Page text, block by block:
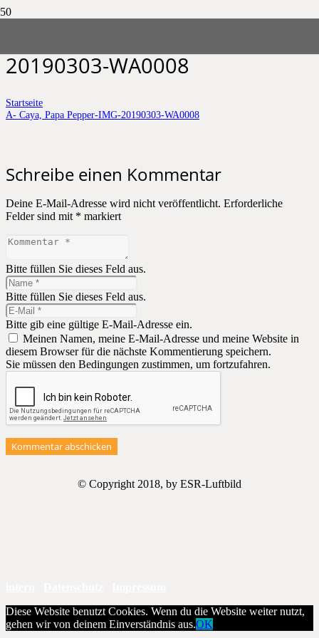
20190303-WA0008
Startseite
A- Caya, Papa Pepper-IMG-20190303-WA0008
Schreibe einen Kommentar
Deine E-Mail-Adresse wird nicht veröffentlicht. Erforderliche
Felder sind mit * markiert
Bitte füllen Sie dieses Feld aus.
Bitte füllen Sie dieses Feld aus.
Bitte gib eine gültige E-Mail-Adresse ein.
Meinen Namen, meine E-Mail-Adresse und meine Website in
diesem Browser für die nächste Kommentierung speichern.
Sie müssen den Bedingungen zustimmen, um fortzufahren.
Kommentar abschicken
© Copyright 2018, by ESR-Luftbild
Diese Website benutzt Cookies. Wenn du die Website weiter nutzt,
gehen wir von deinem Einverständnis aus.OK